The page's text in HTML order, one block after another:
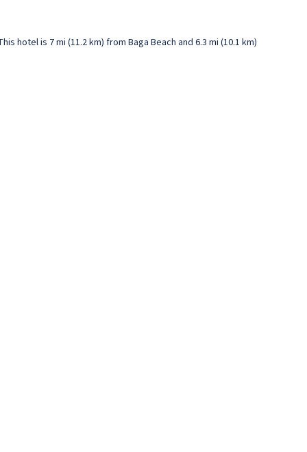
hotel is 7 mi (11.2 km) from Baga Beach and 6.3 mi (10.1 km)